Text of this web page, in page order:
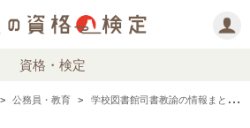
資格・検定
公務員・教育 学校図書館司書教諭の情報まとめ・口コミ・体験談